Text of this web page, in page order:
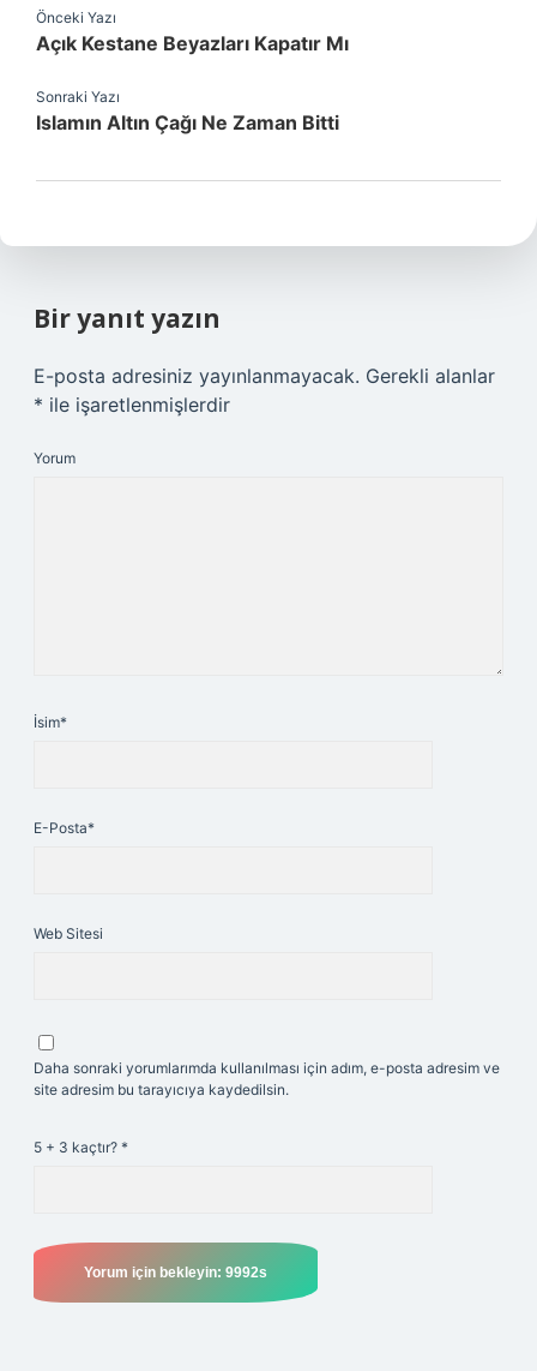
Önceki Yazı
Açık Kestane Beyazları Kapatır Mı
Sonraki Yazı
Islamın Altın Çağı Ne Zaman Bitti
Bir yanıt yazın
E-posta adresiniz yayınlanmayacak. Gerekli alanlar
* ile işaretlenmişlerdir
Yorum
İsim*
E-Posta*
Web Sitesi
Daha sonraki yorumlarımda kullanılması için adım, e-posta adresim ve
site adresim bu tarayıcıya kaydedilsin.
5 + 3 kaçtır? *